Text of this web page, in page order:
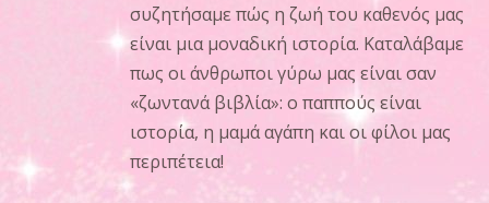
συζητήσαμε πώς η ζωή του καθενός μας
είναι μια μοναδική ιστορία. Καταλάβαμε
πως οι άνθρωποι γύρω μας είναι σαν
«ζωντανά βιβλία»: ο παππούς είναι
ιστορία, η μαμά αγάπη και οι φίλοι μας
περιπέτεια!